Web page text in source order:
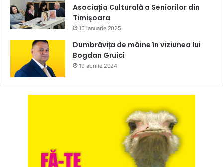
Asociația Culturală a Seniorilor din
Timișoara
15 ianuarie 2025
Dumbrăvița de mâine în viziunea lui
Bogdan Gruici
19 aprilie 2024